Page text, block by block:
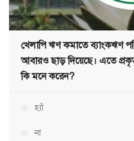
খেলাপি ঋণ কমাতে ব্যাংকঋণ
আবারও ছাড় দিয়েছে। এতে
কি মনে করেন?
হ্যাঁ
না